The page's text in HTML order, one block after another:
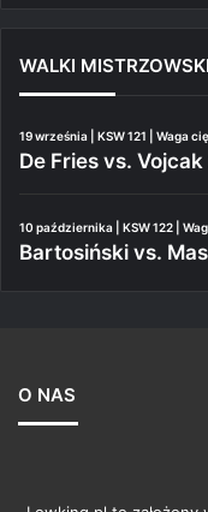
WALKI
19 września | KSW 121 | Waga
De Fries vs. Vojcak
10 października | KSW 122 |
Bartosiński vs.
O NAS